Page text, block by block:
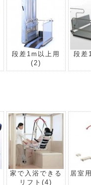
段差1m以上用
(2)
段差
家で入浴できる
リフト(4)
居室